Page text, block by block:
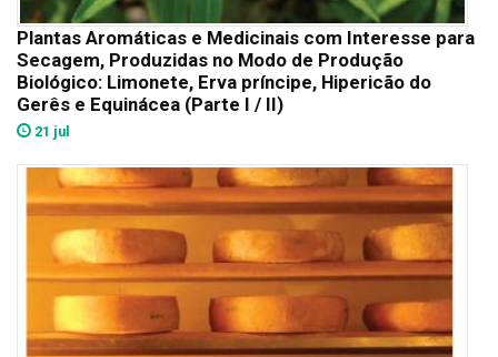
Plantas Aromáticas e Medicinais com Interesse para
Secagem, Produzidas no Modo de Produção
Biológico: Limonete, Erva príncipe, Hipericão do
Gerês e Equinácea (Parte I / II)
21 jul